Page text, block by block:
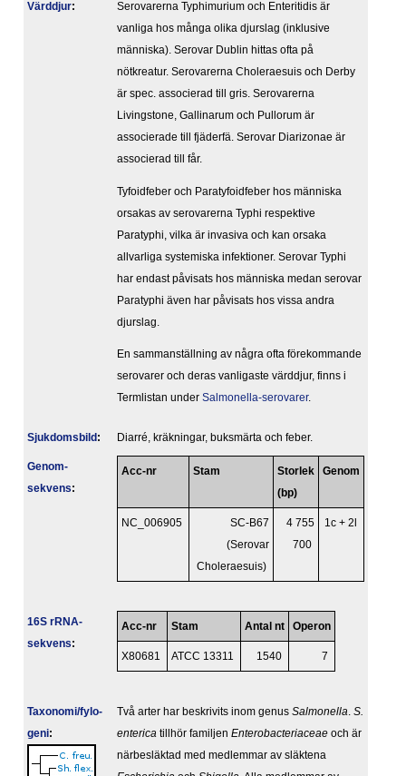
Värddjur:
Serovarerna Typhimurium och Enteritidis är
vanliga hos många olika djurslag (inklusive
människa). Serovar Dublin hittas ofta på
nötkreatur. Serovarerna Choleraesuis och Derby
är spec. associerad till gris. Serovarerna
Livingstone, Gallinarum och Pullorum är
associerade till fjäderfä. Serovar Diarizonae är
associerad till får.
Tyfoidfeber och Paratyfoidfeber hos människa
orsakas av serovarerna Typhi respektive
Paratyphi, vilka är invasiva och kan orsaka
allvarliga systemiska infektioner. Serovar Typhi
har endast påvisats hos människa medan serovar
Paratyphi även har påvisats hos vissa andra
djurslag.
En sammanställning av några ofta förekommande
serovarer och deras vanligaste värddjur, finns i
Termlistan under Salmonella-serovarer.
Sjukdomsbild : Diarré, kräkningar, buksmärta och feber.
Genom­
sekvens:
Acc-nr Stam
Storlek
(bp)
Genom
NC_006905
SC-B67
(Serovar
Choleraesuis)
4 755
700
1c + 2l
16S rRNA-
sekvens:
Acc-nr Stam Antal nt Operon
X80681 ATCC 13311 1540 7
Taxonomi/fylo­
geni:
Två arter har beskrivits inom genus Salmonella S.
enterica tillhör familjen Enterobacteriaceae och är
närbesläktad med medlemmar av släktena